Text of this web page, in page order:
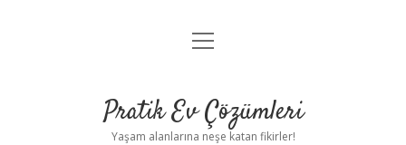
Anasayfa
Yasal Uyarı
menüyü
Pratik Ev Çözümleri
Yaşam alanlarına neşe katan fikirler!